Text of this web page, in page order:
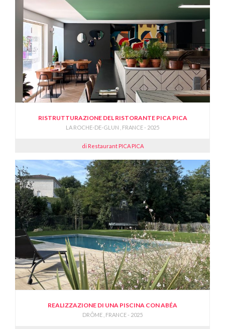
RISTRUTTURAZIONE DEL RISTORANTE PICA PICA
LA ROCHE-DE-GLUN , FRANCE - 2025
di Restaurant PICA PICA
REALIZZAZIONE DI UNA PISCINA CON ABÉA
DRÔME , FRANCE - 2025